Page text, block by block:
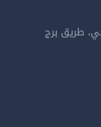
طريق برج